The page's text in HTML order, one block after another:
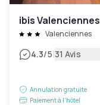
ibis Valenciennes
Valenciennes
4.3/5|31 Avis
Annulation gratuite
Paiement à l'hôtel